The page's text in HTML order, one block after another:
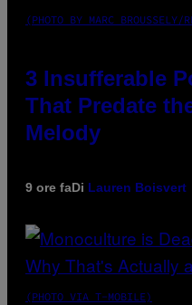
(PHOTO BY MARC BROUSSELY/
3 Insufferable
That Predate
Melody
9 ore faDi Lauren Boisvert
(PHOTO VIA T-MOBILE)